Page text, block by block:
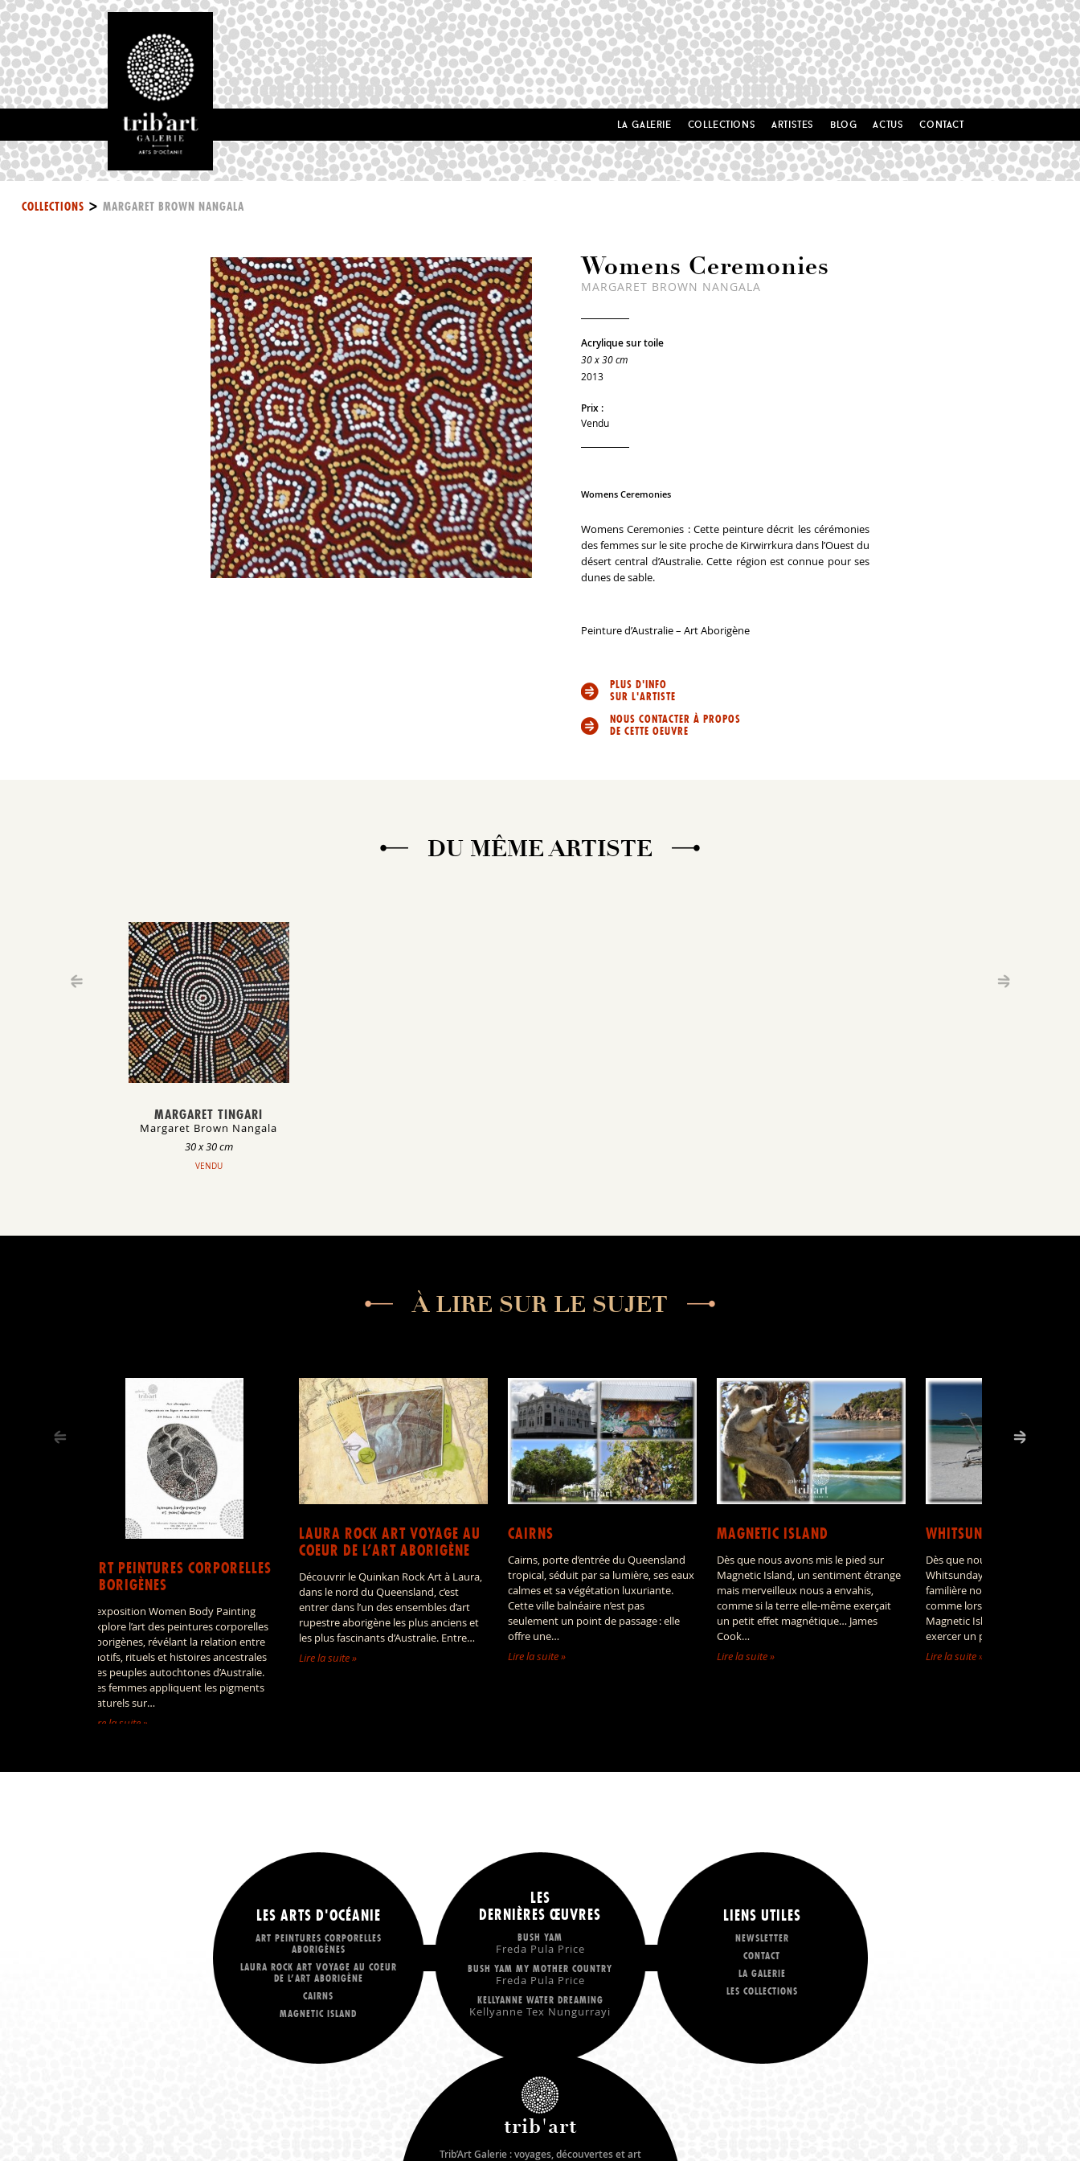
la galerie collections artistes blog actus contact
COLLECTIONS > MARGARET BROWN NANGALA
Womens Ceremonies
MARGARET BROWN NANGALA
Acrylique sur toile
30 x 30 cm
2013
Prix :
Vendu
Womens Ceremonies
Womens Ceremonies : Cette peinture décrit les cérémonies
des femmes sur le site proche de Kirwirrkura dans l’Ouest du
désert central d’Australie. Cette région est connue pour ses
dunes de sable.
Peinture d’Australie – Art Aborigène
PLUS D'INFO
SUR L'ARTISTE
NOUS CONTACTER À PROPOS
DE CETTE OEUVRE
DU MÊME ARTISTE
MARGARET TINGARI
Margaret Brown Nangala
30 x 30 cm
VENDU
À LIRE SUR LE SUJET
ART PEINTURES CORPORELLES
ABORIGÈNES
L’exposition Women Body Painting
explore l’art des peintures corporelles
aborigènes, révélant la relation entre
motifs, rituels et histoires ancestrales
des peuples autochtones d’Australie.
Les femmes appliquent les pigments
naturels sur…
Lire la suite »
LAURA ROCK ART VOYAGE AU
COEUR DE L’ART ABORIGÈNE
Découvrir le Quinkan Rock Art à Laura,
dans le nord du Queensland, c’est
entrer dans l’un des ensembles d’art
rupestre aborigène les plus anciens et
les plus fascinants d’Australie. Entre…
Lire la suite »
CAIRNS
Cairns, porte d’entrée du Queensland
tropical, séduit par sa lumière, ses eaux
calmes et sa végétation luxuriante.
Cette ville balnéaire n’est pas
seulement un point de passage : elle
offre une…
Lire la suite »
MAGNETIC ISLAND
Dès que nous avons mis le pied sur
Magnetic Island, un sentiment étrange
mais merveilleux nous a envahis,
comme si la terre elle-même exerçait
un petit effet magnétique… James
Cook…
Lire la suite »
WHITSUNDAY ISLAND
Dès que nous avons approché
Whitsunday Island, une
familière nous a envahis : un
comme lors de notre passage à
Magnetic Island, cette île semble
exercer un petit effet…
Lire la suite »
LES ARTS D'OCÉANIE
ART PEINTURES CORPORELLES
ABORIGÈNES
LAURA ROCK ART VOYAGE AU COEUR
DE L’ART ABORIGÈNE
CAIRNS
MAGNETIC ISLAND
LES
DERNIÈRES ŒUVRES
BUSH YAM
Freda Pula Price
BUSH YAM MY MOTHER COUNTRY
Freda Pula Price
KELLYANNE WATER DREAMING
Kellyanne Tex Nungurrayi
LIENS UTILES
NEWSLETTER
CONTACT
LA GALERIE
LES COLLECTIONS
trib'art
Trib’Art Galerie : voyages, découvertes et art